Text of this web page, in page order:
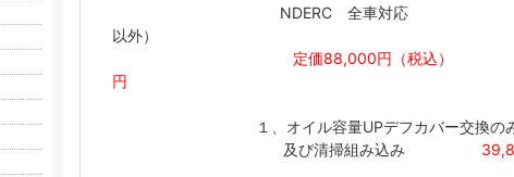
NDERC 全車対応
以外）
定価88,000円（税
円
１、オイル容量UPデフカバー交換の
及び清掃組み込み